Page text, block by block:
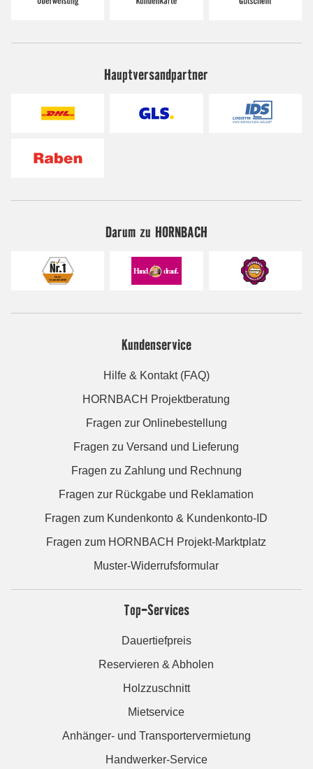
Hauptversandpartner
Darum zu HORNBACH
Kundenservice
Hilfe & Kontakt (FAQ)
HORNBACH Projektberatung
Fragen zur Onlinebestellung
Fragen zu Versand und Lieferung
Fragen zu Zahlung und Rechnung
Fragen zur Rückgabe und Reklamation
Fragen zum Kundenkonto & Kundenkonto-ID
Fragen zum HORNBACH Projekt-Marktplatz
Muster-Widerrufsformular
Top-Services
Dauertiefpreis
Reservieren & Abholen
Holzzuschnitt
Mietservice
Anhänger- und Transportervermietung
Handwerker-Service